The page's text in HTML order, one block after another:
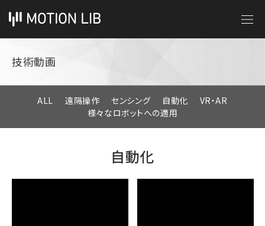
技術動画
ALL 遠隔操作 センシング 自動化
VR・AR
様々なロボットへの適用
自動化